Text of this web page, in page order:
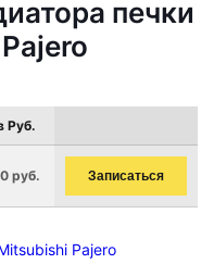
печки
Руб.
руб. Записаться
Pajero